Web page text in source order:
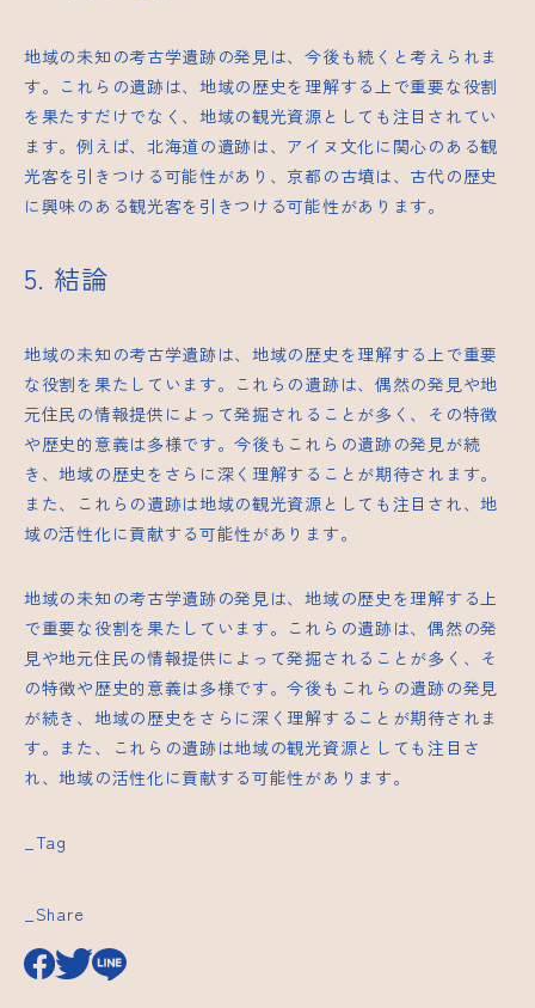
地域の未知の考古学遺跡の発見は、今後も続くと考えられま
す。これらの遺跡は、地域の歴史を理解する上で重要な役割
を果たすだけでなく、地域の観光資源としても注目されてい
ます。例えば、北海道の遺跡は、アイヌ文化に関心のある観
光客を引きつける可能性があり、京都の古墳は、古代の歴史
に興味のある観光客を引きつける可能性があります。
5. 結論
地域の未知の考古学遺跡は、地域の歴史を理解する上で重要
な役割を果たしています。これらの遺跡は、偶然の発見や地
元住民の情報提供によって発掘されることが多く、その特徴
や歴史的意義は多様です。今後もこれらの遺跡の発見が続
き、地域の歴史をさらに深く理解することが期待されます。
また、これらの遺跡は地域の観光資源としても注目され、地
域の活性化に貢献する可能性があります。
地域の未知の考古学遺跡の発見は、地域の歴史を理解する上
で重要な役割を果たしています。これらの遺跡は、偶然の発
見や地元住民の情報提供によって発掘されることが多く、そ
の特徴や歴史的意義は多様です。今後もこれらの遺跡の発見
が続き、地域の歴史をさらに深く理解することが期待されま
す。また、これらの遺跡は地域の観光資源としても注目さ
れ、地域の活性化に貢献する可能性があります。
_Tag
_Share